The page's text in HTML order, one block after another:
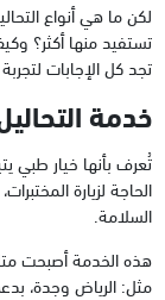
لكن ما هي أنواع
تستفيد منها أكثر؟
تجد كل الإجابات
خدمة
تُعرف بأنها خيار طبي
الحاجة لزيارة
السلامة.
هذه الخدمة أصبحت
مثل: الرياض وجدة،